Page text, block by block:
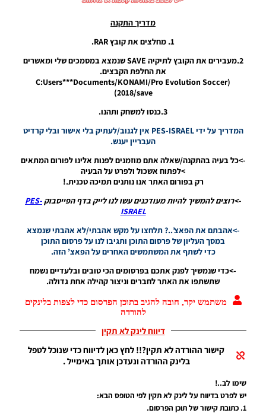
מדריך התקנה
1. מחלצים את קובץ RAR.
2.מעבירים את הקובץ לתיקיה SAVE שנמצא במסמכים שלי ומאשרים
את החלפת הקבצים.
(C:Users***Documents/KONAMI/Pro Evolution Soccer
2018/save)
3.כנסו למשחק ותהנו.
המדריך על ידי PES-ISRAEL אין לגנוב/לעתיק בלי אישור ובלי קרדיט
העבריין יענש.
->כל בעיה בהתקנה/שאלה אתם מוזמנים לפנות אלינו לפורום המתאים
>לפתוח אשכול ולפרט על הבעיה
רק בפורום האתר אנו נותנים תמיכה טכנית.!
->רוצים להמשיך להיות מעודכנים עשו לנו לייק בדף הפייסבוקPES-
ISRAEL
->אהבתם את הפאצ’..? תלחצו על מקש אהבתי/לא אהבתי שנמצא
במסך העליון של פרסום התוכן ותגיבו לנו על פרסום התוכן
כדי לשתף את המשתמשים האחרים על הפאצ’ הזה.
->כדי שנמשיך לפנק אתכם בפרסומים הכי טובים ובלעדיים נשמח
שתשתפו את האתר לחברים וניצור קהילה אחת גדולה.
משתמש יקר, חובה להגיב בתוכן הפרסום כדי לצפות בלינקים
להורדה
דיווח לינק לא תקין
קישור ההורדה לא תקין?!! לחץ כאן לדיווח כדי שנוכל לטפל
בלינק ההורדה ונעדכן אותך באימייל .
שימו לב..!
יש לפרט בדיווח על לינק לא תקין לפי הטופס הבא:
1. כתובת קישור של תוכן הפרסום.
04/08/2018
עבור
תיקון PTE
5.1
Noam_r
PES18 PC
Update
Edition
Noam_r
10:37
PC /
עדכון
העברות